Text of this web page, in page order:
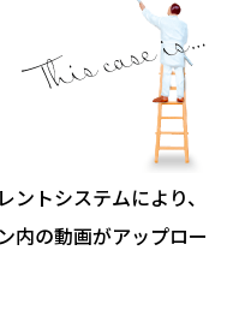
トシステムにより、
内の動画がアップロー